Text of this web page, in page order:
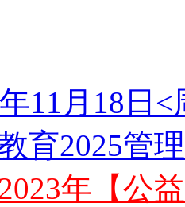
11月18日
育2025管
年【公